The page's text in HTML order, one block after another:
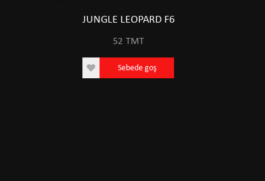
JUNGLE LEOPARD F6
52 TMT
Sebede goş